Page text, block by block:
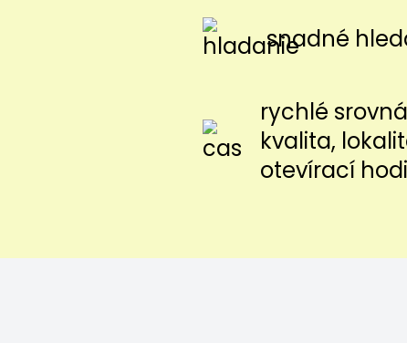
snadné
rychlé
kvalita,
otevírací